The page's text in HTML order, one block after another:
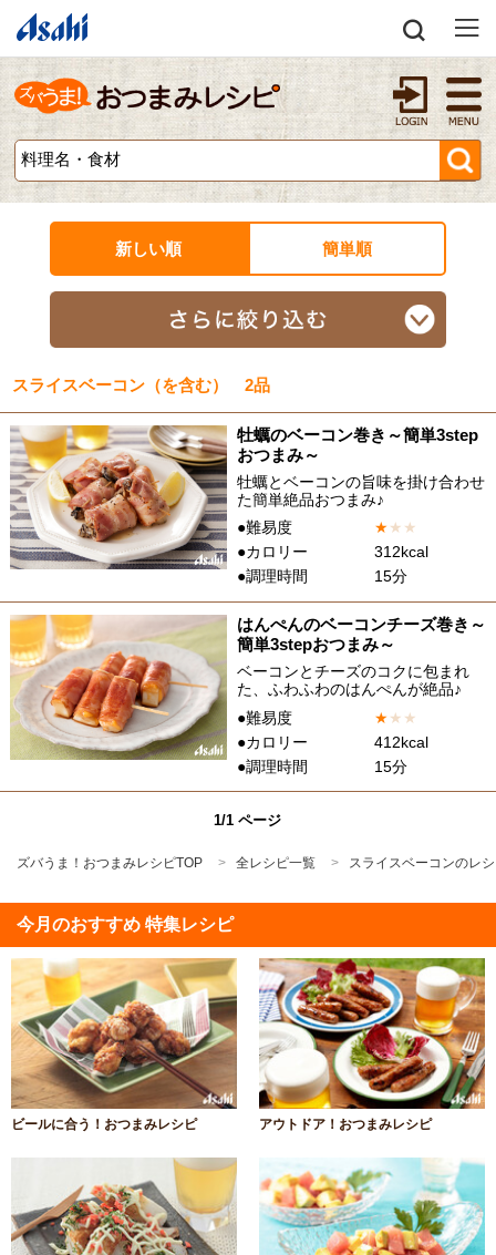
新しい順 簡単順
スライスベーコン（を含む） 2品
牡蠣のベーコン巻き～簡単3step
おつまみ～
牡蠣とベーコンの旨味を掛け合わせ
た簡単絶品おつまみ♪
●難易度
★★ ★
●カロリー
312kcal
●調理時間
15分
はんぺんのベーコンチーズ巻き～
簡単3stepおつまみ～
ベーコンとチーズのコクに包まれ
た、ふわふわのはんぺんが絶品♪
●難易度
★★ ★
●カロリー
412kcal
●調理時間
15分
1/1 ページ
ズバうま！おつまみレシピTOP 全レシピ一覧 スライスベーコンのレ
今月のおすすめ 特集レシピ
ビールに合う！おつまみレシピ アウトドア！おつまみレシピ